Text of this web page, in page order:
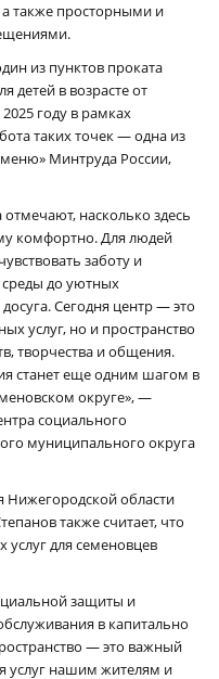
также просторными и
из пунктов проката
детей в возрасте от
году в рамках
таких точек — одна из
Минтруда России,
насколько здесь
комфортно. Для людей
заботу и
до уютных
Сегодня центр — это
услуг, но и пространство
творчества и общения.
станет еще одним шагом в
округе», —
социального
муниципального округа
Нижегородской области
также считает, что
услуг для семеновцев
защиты и
в капитально
— это важный
услуг нашим жителям и